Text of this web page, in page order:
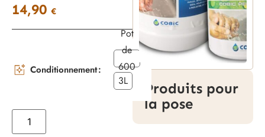
Produits pour
la pose
14,90 €
Conditionnement
Pot
de
600
ml
3L